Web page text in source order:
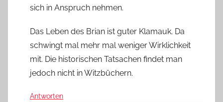
sich in Anspruch nehmen.
Das Leben des Brian ist guter Klamauk. Da
schwingt mal mehr mal weniger Wirklichkeit
mit. Die historischen Tatsachen findet man
jedoch nicht in Witzbüchern.
Antworten